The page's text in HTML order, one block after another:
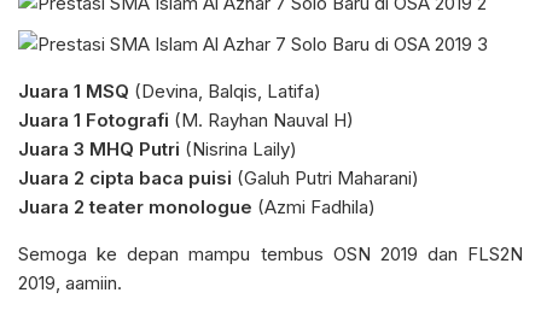
Juara 1 MSQ (Devina, Balqis, Latifa)
Juara 1 Fotografi (M. Rayhan Nauval H)
Juara 3 MHQ Putri (Nisrina Laily)
Juara 2 cipta baca puisi (Galuh Putri Maharani)
Juara 2 teater monologue (Azmi Fadhila)
Semoga ke depan mampu tembus OSN 2019 dan FLS2N
2019, aamiin.